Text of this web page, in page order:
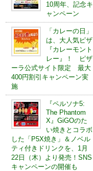
10周年、記念キ
ャンペーン
「カレーの日」
は、大人気ピザ
『カレーモント
レー』！ ピザ
ーラ公式サイト限定 最大
400円割引キャンペーン実
施
『ペルソナ5:
The Phantom
X』GiGOのた
い焼きとコラボ
した「P5X焼き」＆ノベル
ティ付きドリンクを、1月
22日（木）より発売！SNS
キャンペーンの開催も